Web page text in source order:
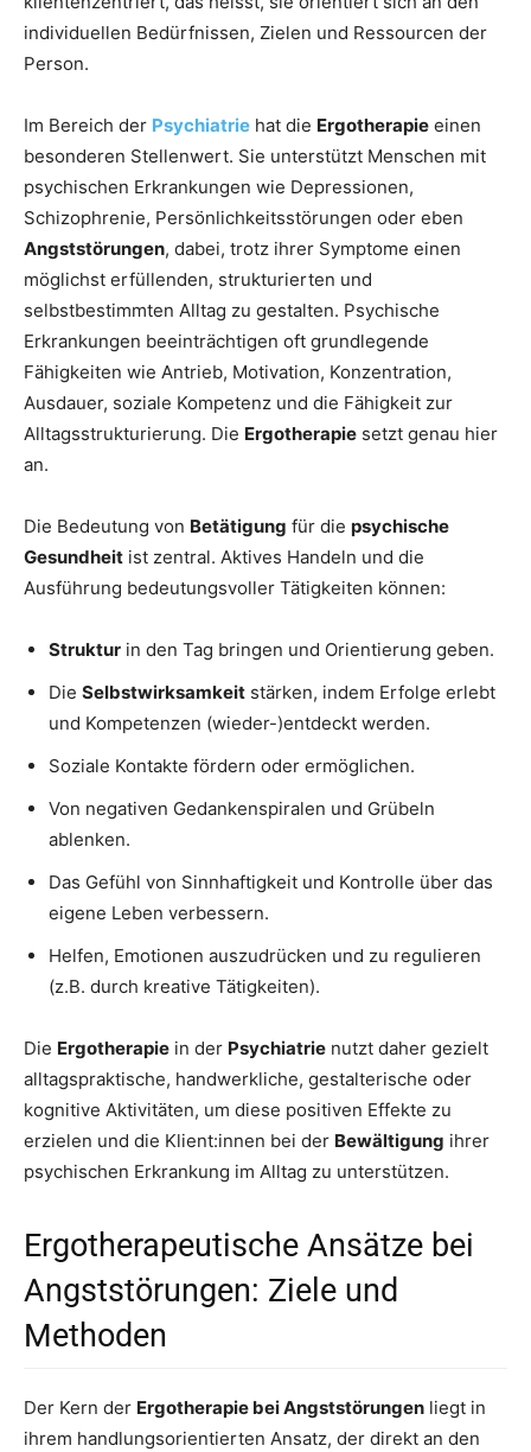
individuellen Bedürfnissen, Zielen und Ressourcen der
Person.
Im Bereich der Psychiatrie hat die Ergotherapie einen
besonderen Stellenwert. Sie unterstützt Menschen mit
psychischen Erkrankungen wie Depressionen,
Schizophrenie, Persönlichkeitsstörungen oder eben
Angststörungen, dabei, trotz ihrer Symptome einen
möglichst erfüllenden, strukturierten und
selbstbestimmten Alltag zu gestalten. Psychische
Erkrankungen beeinträchtigen oft grundlegende
Fähigkeiten wie Antrieb, Motivation, Konzentration,
Ausdauer, soziale Kompetenz und die Fähigkeit zur
Alltagsstrukturierung. Die Ergotherapie setzt genau hier
an.
Die Bedeutung von Betätigung für die psychische
Gesundheit ist zentral. Aktives Handeln und die
Ausführung bedeutungsvoller Tätigkeiten können:
Struktur in den Tag bringen und Orientierung geben.
Die Selbstwirksamkeit stärken, indem Erfolge erlebt
und Kompetenzen (wieder-)entdeckt werden.
Soziale Kontakte fördern oder ermöglichen.
Von negativen Gedankenspiralen und Grübeln
ablenken.
Das Gefühl von Sinnhaftigkeit und Kontrolle über das
eigene Leben verbessern.
Helfen, Emotionen auszudrücken und zu regulieren
(z.B. durch kreative Tätigkeiten).
Die Ergotherapie in der Psychiatrie nutzt daher gezielt
alltagspraktische, handwerkliche, gestalterische oder
kognitive Aktivitäten, um diese positiven Effekte zu
erzielen und die Klient:innen bei der Bewältigung ihrer
psychischen Erkrankung im Alltag zu unterstützen.
Ergotherapeutische Ansätze bei
Angststörungen: Ziele und
Methoden
Der Kern der Ergotherapie bei Angststörungen liegt in
ihrem handlungsorientierten Ansatz, der direkt an den